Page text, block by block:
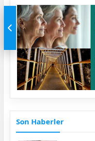
Son Haberler